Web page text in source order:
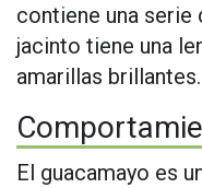
contiene una serie
jacinto tiene una
amarillas brillantes.
El guacamayo es